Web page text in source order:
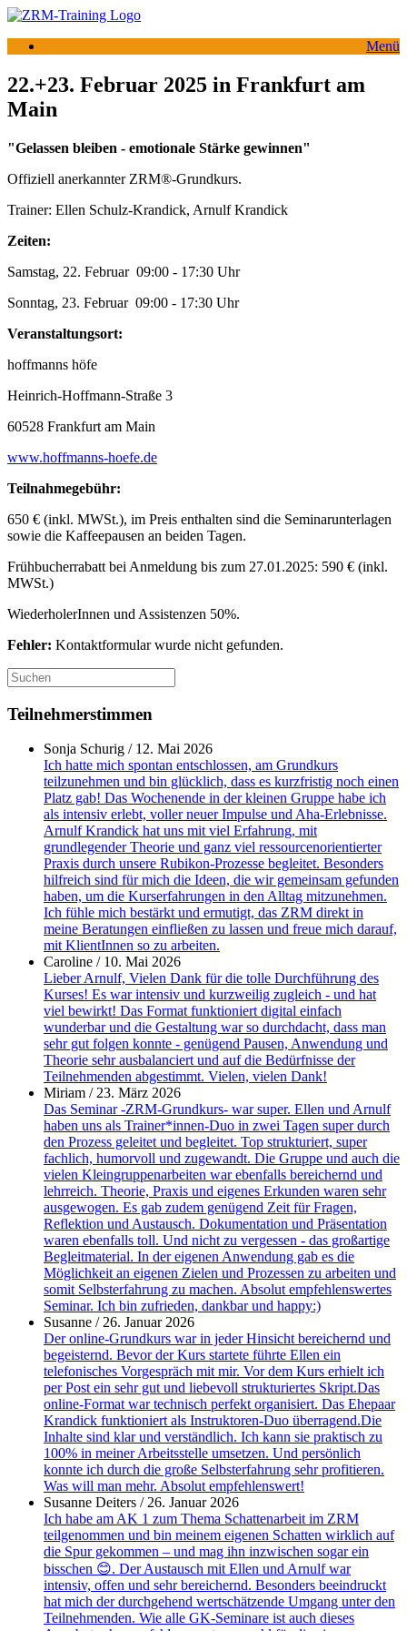
Zum
springen
Menü
22.+23. Februar 2025 in Frankfurt am
Main
"Gelassen bleiben - emotionale Stärke gewinnen"
Offiziell anerkannter ZRM®-Grundkurs.
Trainer: Ellen Schulz-Krandick, Arnulf Krandick
Zeiten:
Samstag, 22. Februar 09:00 - 17:30 Uhr
Sonntag, 23. Februar 09:00 - 17:30 Uhr
Veranstaltungsort:
hoffmanns höfe
Heinrich-Hoffmann-Straße 3
60528 Frankfurt am Main
www.hoffmanns-hoefe.de
Teilnahmegebühr:
650 € (inkl. MWSt.), im Preis enthalten sind die Seminarunterlagen
sowie die Kaffeepausen an beiden Tagen.
Frühbucherrabatt bei Anmeldung bis zum 27.01.2025: 590 € (inkl.
MWSt.)
WiederholerInnen und Assistenzen 50%.
Fehler: Kontaktformular wurde nicht gefunden.
Suchen
nach:
Teilnehmerstimmen
Sonja Schurig / 12. Mai 2026
Ich hatte mich spontan entschlossen, am Grundkurs
teilzunehmen und bin glücklich, dass es kurzfristig noch einen
Platz gab! Das Wochenende in der kleinen Gruppe habe ich
als intensiv erlebt, voller neuer Impulse und Aha-Erlebnisse.
Arnulf Krandick hat uns mit viel Erfahrung, mit
grundlegender Theorie und ganz viel ressourcenorientierter
Praxis durch unsere Rubikon-Prozesse begleitet. Besonders
hilfreich sind für mich die Ideen, die wir gemeinsam gefunden
haben, um die Kurserfahrungen in den Alltag mitzunehmen.
Ich fühle mich bestärkt und ermutigt, das ZRM direkt in
meine Beratungen einfließen zu lassen und freue mich darauf,
mit KlientInnen so zu arbeiten.
Caroline / 10. Mai 2026
Lieber Arnulf, Vielen Dank für die tolle Durchführung des
Kurses! Es war intensiv und kurzweilig zugleich - und hat
viel bewirkt! Das Format funktioniert digital einfach
wunderbar und die Gestaltung war so durchdacht, dass man
sehr gut folgen konnte - genügend Pausen, Anwendung und
Theorie sehr ausbalanciert und auf die Bedürfnisse der
Teilnehmenden abgestimmt. Vielen, vielen Dank!
Miriam / 23. März 2026
Das Seminar -ZRM-Grundkurs- war super. Ellen und Arnulf
haben uns als Trainer*innen-Duo in zwei Tagen super durch
den Prozess geleitet und begleitet. Top strukturiert, super
fachlich, humorvoll und zugewandt. Die Gruppe und auch die
vielen Kleingruppenarbeiten war ebenfalls bereichernd und
lehrreich. Theorie, Praxis und eigenes Erkunden waren sehr
ausgewogen. Es gab zudem genügend Zeit für Fragen,
Reflektion und Austausch. Dokumentation und Präsentation
waren ebenfalls toll. Und nicht zu vergessen - das großartige
Begleitmaterial. In der eigenen Anwendung gab es die
Möglichkeit an eigenen Zielen und Prozessen zu arbeiten und
somit Selbsterfahrung zu machen. Absolut empfehlenswertes
Seminar. Ich bin zufrieden, dankbar und happy:)
Susanne / 26. Januar 2026
Der online-Grundkurs war in jeder Hinsicht bereichernd und
begeisternd. Bevor der Kurs startete führte Ellen ein
telefonisches Vorgespräch mit mir. Vor dem Kurs erhielt ich
per Post ein sehr gut und liebevoll strukturiertes Skript.Das
online-Format war technisch perfekt organisiert. Das Ehepaar
Krandick funktioniert als Instruktoren-Duo überragend.Die
Inhalte sind klar und verständlich. Ich kann sie praktisch zu
100% in meiner Arbeitsstelle umsetzen. Und persönlich
konnte ich durch die große Selbsterfahrung sehr profitieren.
Was will man mehr. Absolut empfehlenswert!
Susanne Deiters / 26. Januar 2026
Ich habe am AK 1 zum Thema Schattenarbeit im ZRM
teilgenommen und bin meinem eigenen Schatten wirklich auf
die Spur gekommen – und mag ihn inzwischen sogar ein
bisschen 😊. Der Austausch mit Ellen und Arnulf war
intensiv, offen und sehr bereichernd. Besonders beeindruckt
hat mich der durchgehend wertschätzende Umgang unter den
Teilnehmenden. Wie alle GK-Seminare ist auch dieses